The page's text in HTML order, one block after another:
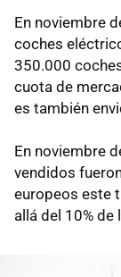
En noviembre
coches
350.000
cuota de
es también
En noviembre
vendidos
europeos este
allá del 10%